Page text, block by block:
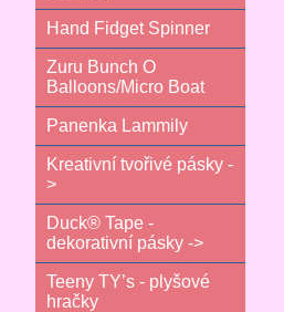
Hand Fidget Spinner
Zuru Bunch O
Balloons/Micro Boat
Panenka Lammily
Kreativní tvořivé pásky -
>
Duck® Tape -
dekorativní pásky ->
Teeny TY’s - plyšové
hračky